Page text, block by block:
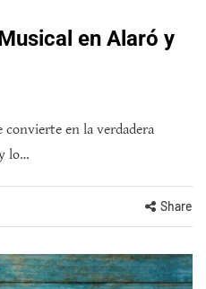
en Alaró y
convierte en la verdadera
lo…
Share